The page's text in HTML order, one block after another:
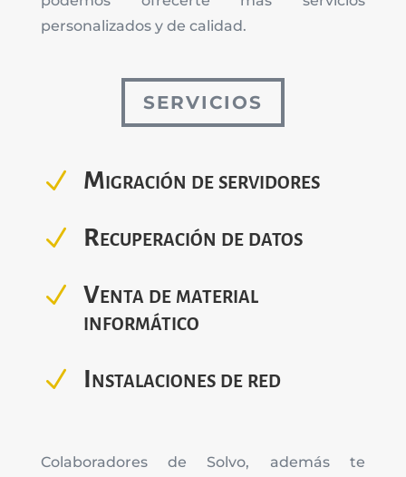
personalizados y de calidad.
SERVICIOS
N Migración de servidores
N Recuperación de datos
N
Venta de material
informático
N Instalaciones de red
Colaboradores de Solvo, además te